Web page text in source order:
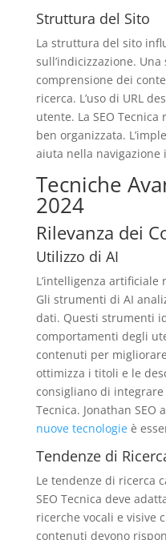
Struttura del Sito
La struttura del sito
sull’indicizzazione.
comprensione dei
ricerca. L’uso di URL
utente. La SEO
ben organizzata.
aiuta nella navigazione
Tecniche
2024
Rilevanza dei
Utilizzo di AI
L’intelligenza artificiale
Gli strumenti di AI
dati. Questi strumenti
comportamenti degli
contenuti per migliorare
ottimizza i titoli e le
consigliano di integrare
Tecnica. Jonathan SEO
nuove tecnologieè
Tendenze di
Le tendenze di ricerca
SEO Tecnica deve
ricerche vocali e visive
contenuti devono